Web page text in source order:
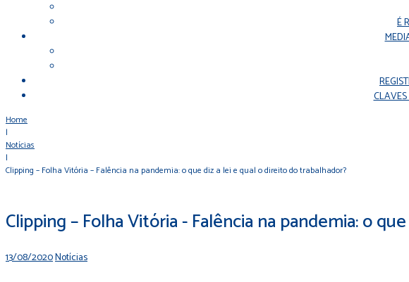
É
Home
|
Notícias
|
Clipping – Folha Vitória – Falência na pandemia: o que diz a lei e qual o direito do trabalhador?
Clipping – Folha Vitória - Falência na pandemia: o
13/08/2020Notícias